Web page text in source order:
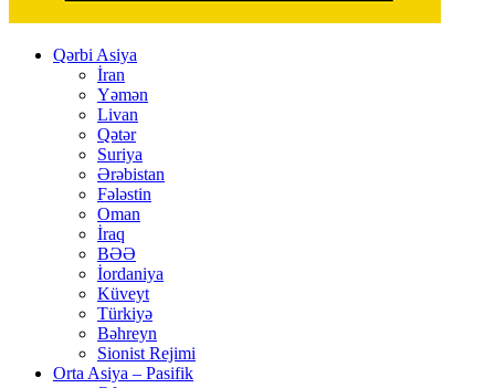
Qərbi Asiya
İran
Yəmən
Livan
Qətər
Suriya
Ərəbistan
Fələstin
Oman
İraq
BƏƏ
İordaniya
Küveyt
Türkiyə
Bəhreyn
Sionist Rejimi
Orta Asiya – Pasifik